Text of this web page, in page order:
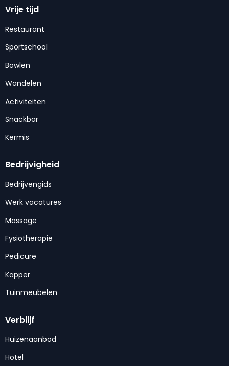
Vrije tijd
Restaurant
Sportschool
Bowlen
Wandelen
Activiteiten
Snackbar
Kermis
Bedrijvigheid
Bedrijvengids
Werk vacatures
Massage
Fysiotherapie
Pedicure
Kapper
Tuinmeubelen
Verblijf
Huizenaanbod
Hotel